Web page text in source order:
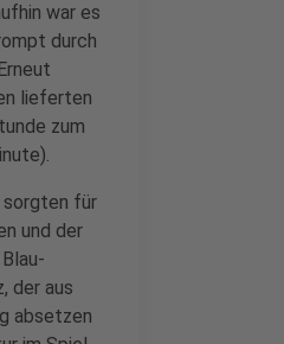
war es
durch
lieferten
zum
sorgten für
und der
der aus
absetzen